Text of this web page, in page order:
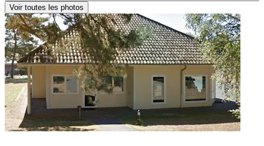
Voir toutes les photos